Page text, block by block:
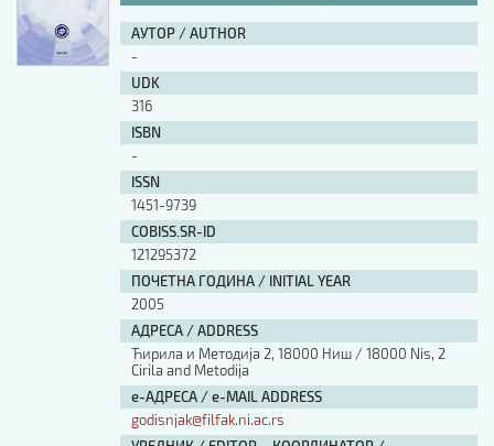
АУТОР / AUTHOR
-
UDK
316
ISBN
-
ISSN
1451-9739
COBISS.SR-ID
121295372
ПОЧЕТНА ГОДИНА / INITIAL YEAR
2005
АДРЕСА / ADDRESS
Ћирила и Методија 2, 18000 Ниш / 18000 Nis, 2
Cirila and Metodija
е-АДРЕСА / e-MAIL ADDRESS
godisnjak@filfak.ni.ac.rs